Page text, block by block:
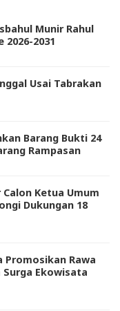
Munir Rahul
2031
Usai Tabrakan
Barang Bukti 24
Rampasan
Ketua Umum
Dukungan 18
Promosikan Rawa
Ekowisata